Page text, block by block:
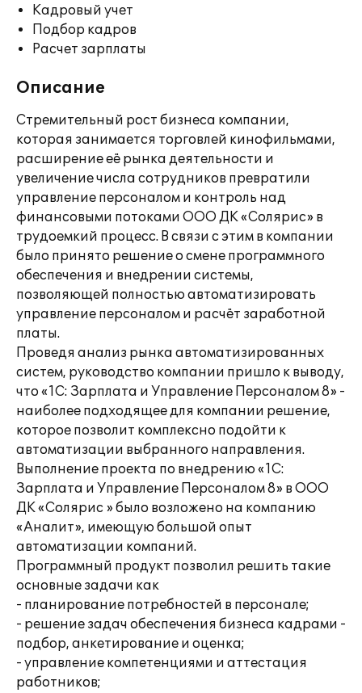
Кадровый учет
Подбор кадров
Расчет зарплаты
Описание
Стремительный рост бизнеса компании,
которая занимается торговлей кинофильмами,
расширение её рынка деятельности и
увеличение числа сотрудников превратили
управление персоналом и контроль над
финансовыми потоками ООО ДК «Солярис» в
трудоемкий процесс. В связи с этим в компании
было принято решение о смене программного
обеспечения и внедрении системы,
позволяющей полностью автоматизировать
управление персоналом и расчёт заработной
платы.
Проведя анализ рынка автоматизированных
систем, руководство компании пришло к выводу,
что «1С: Зарплата и Управление Персоналом 8» -
наиболее подходящее для компании решение,
которое позволит комплексно подойти к
автоматизации выбранного направления.
Выполнение проекта по внедрению «1С:
Зарплата и Управление Персоналом 8» в ООО
ДК «Солярис » было возложено на компанию
«Аналит», имеющую большой опыт
автоматизации компаний.
Программный продукт позволил решить такие
основные задачи как
- планирование потребностей в персонале;
- решение задач обеспечения бизнеса кадрами -
подбор, анкетирование и оценка;
- управление компетенциями и аттестация
работников;